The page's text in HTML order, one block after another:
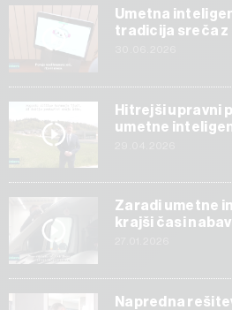
Umetna
tradicija sreča
Hitrejši upravni
umetne
Zaradi umetne
krajši časi
Napredna